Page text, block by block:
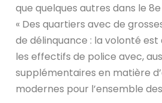
que quelques autres dans le
« Des quartiers avec de
de délinquance : la volonté
les effectifs de police avec,
supplémentaires en matière
modernes pour l’ensemble